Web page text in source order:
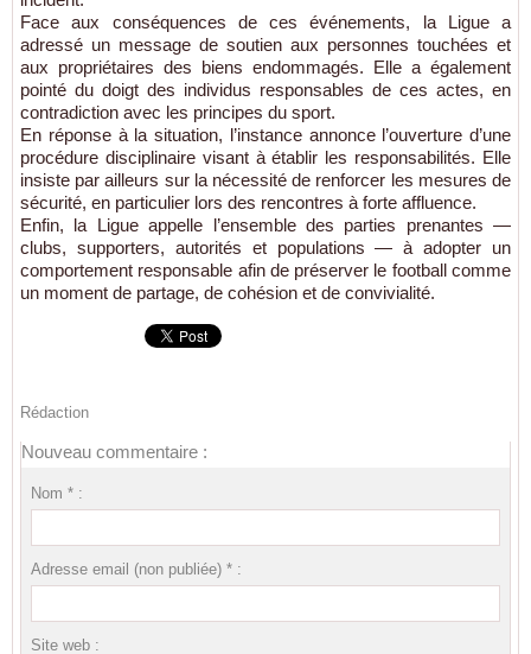
Face aux conséquences de ces événements, la Ligue a
adressé un message de soutien aux personnes touchées et
aux propriétaires des biens endommagés. Elle a également
pointé du doigt des individus responsables de ces actes, en
contradiction avec les principes du sport.
En réponse à la situation, l’instance annonce l’ouverture d’une
procédure disciplinaire visant à établir les responsabilités. Elle
insiste par ailleurs sur la nécessité de renforcer les mesures de
sécurité, en particulier lors des rencontres à forte affluence.
Enfin, la Ligue appelle l’ensemble des parties prenantes —
clubs, supporters, autorités et populations — à adopter un
comportement responsable afin de préserver le football comme
un moment de partage, de cohésion et de convivialité.
Rédaction
Nouveau commentaire :
Nom * :
Adresse email (non publiée) * :
Site web :